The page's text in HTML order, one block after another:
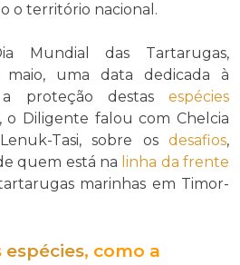
o território nacional.
Mundial das Tartarugas,
uma data dedicada à
proteção destas espécies
o Diligente falou com Chelcia
Tasi, sobre os desafios,
quem está na linha da frente
marinhas em Timor-
espécies, como a